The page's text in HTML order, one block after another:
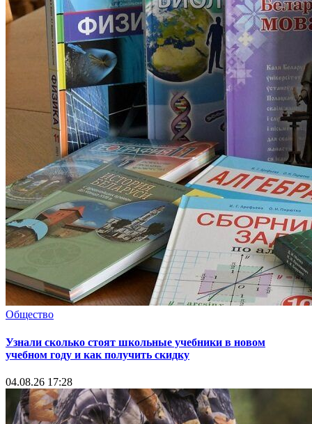
Общество
Узнали сколько стоят школьные учебники в новом
учебном году и как получить скидку
04.08.26 17:28